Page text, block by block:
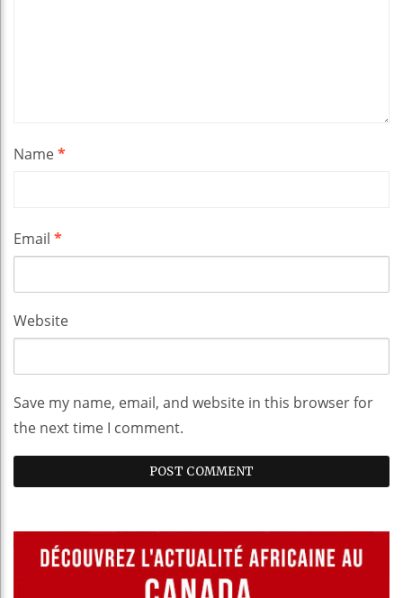
Name*
Email *
Website
Save my name, email, and website in this browser for
the next time I comment.